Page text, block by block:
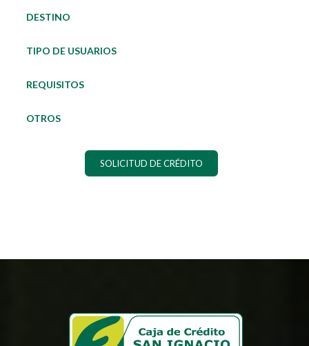
DESTINO
TIPO DE USUARIOS
REQUISITOS
OTROS
SOLICITUD DE CRÉDITO